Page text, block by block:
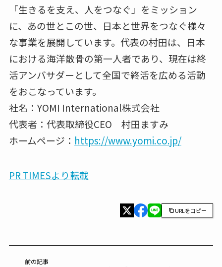
「生きるを支え、人をつなぐ」をミッション
に、あの世とこの世、日本と世界をつなぐ様々
な事業を展開しています。代表の村田は、日本
における海洋散骨の第一人者であり、現在は終
活アンバサダーとして全国で終活を広める活動
をおこなっています。
社名：YOMI International株式会社
代表者：代表取締役CEO 村田ますみ
ホームページ： https://www.yomi.co.jp/
PR TIMESより転載
URLをコピー
前の記事